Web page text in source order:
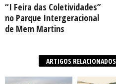
“I Feira das Coletividades”
no Parque Intergeracional
de Mem Martins
ARTIGOS RELACIONADOS